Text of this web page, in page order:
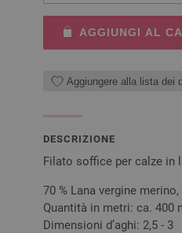
AGGIUNGI AL
Aggiungere alla lista dei
DESCRIZIONE
Filato soffice per calze in
70 % Lana vergine
Quantità in metri: ca. 400
Dimensioni d’aghi: 2,5 - 3